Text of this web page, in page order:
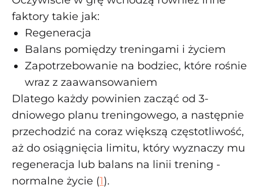
faktory takie jak:
Regeneracja
Balans pomiędzy treningami i życiem
Zapotrzebowanie na bodziec, które rośnie
wraz z zaawansowaniem
Dlatego każdy powinien zacząć od 3-
dniowego planu treningowego, a następnie
przechodzić na coraz większą częstotliwość,
aż do osiągnięcia limitu, który wyznaczy mu
regeneracja lub balans na linii trening -
normalne życie (1).